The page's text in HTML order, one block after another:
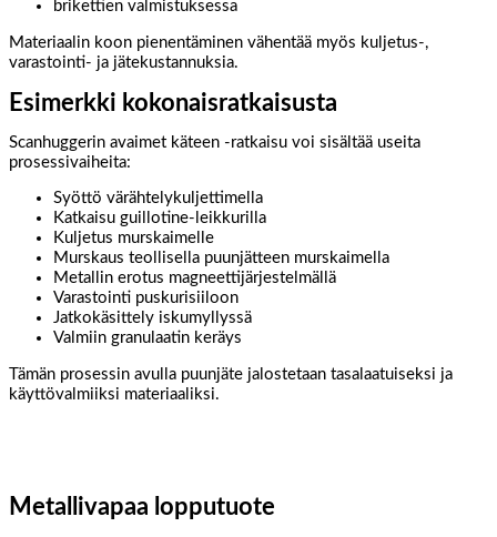
brikettien valmistuksessa
Materiaalin koon pienentäminen vähentää myös kuljetus-,
varastointi- ja jätekustannuksia.
Esimerkki kokonaisratkaisusta
Scanhuggerin avaimet käteen -ratkaisu voi sisältää useita
prosessivaiheita:
Syöttö värähtelykuljettimella
Katkaisu guillotine-leikkurilla
Kuljetus murskaimelle
Murskaus teollisella puunjätteen murskaimella
Metallin erotus magneettijärjestelmällä
Varastointi puskurisiiloon
Jatkokäsittely iskumyllyssä
Valmiin granulaatin keräys
Tämän prosessin avulla puunjäte jalostetaan tasalaatuiseksi ja
käyttövalmiiksi materiaaliksi.
Metallivapaa lopputuote